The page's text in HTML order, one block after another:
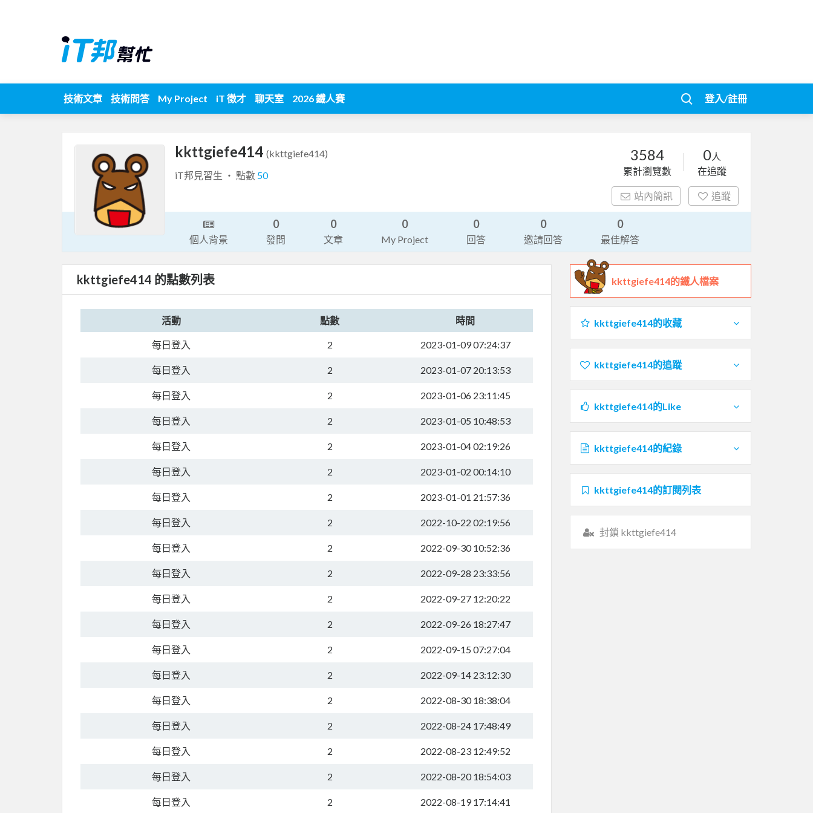
技術文章 技術問答 My Project iT 徵才 聊天室 2026 鐵人賽 登入/註冊
kkttgiefe414 (kkttgiefe414)
iT邦見習生 ‧ 點數 50
3584
累計瀏覽數
0人
在追蹤
站內簡訊 追蹤
個人背景
0
發問
0
文章
0
My Project
0
回答
0
邀請回答
0
最佳解答
kkttgiefe414 的點數列表
活動 點數 時間
每日登入 2 2023-01-09 07:24:37
每日登入 2 2023-01-07 20:13:53
每日登入 2 2023-01-06 23:11:45
每日登入 2 2023-01-05 10:48:53
每日登入 2 2023-01-04 02:19:26
每日登入 2 2023-01-02 00:14:10
每日登入 2 2023-01-01 21:57:36
每日登入 2 2022-10-22 02:19:56
每日登入 2 2022-09-30 10:52:36
每日登入 2 2022-09-28 23:33:56
每日登入 2 2022-09-27 12:20:22
每日登入 2 2022-09-26 18:27:47
每日登入 2 2022-09-15 07:27:04
每日登入 2 2022-09-14 23:12:30
每日登入 2 2022-08-30 18:38:04
每日登入 2 2022-08-24 17:48:49
每日登入 2 2022-08-23 12:49:52
每日登入 2 2022-08-20 18:54:03
每日登入 2 2022-08-19 17:14:41
kkttgiefe414的鐵人檔案
kkttgiefe414的收藏
kkttgiefe414的追蹤
kkttgiefe414的Like
kkttgiefe414的紀錄
kkttgiefe414的訂閱列表
封鎖 kkttgiefe414